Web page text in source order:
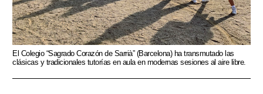
El Colegio “Sagrado Corazón de Sarrià” (Barcelona) ha transmutado las
clásicas y tradicionales tutorías en aula en modernas sesiones al aire libre.